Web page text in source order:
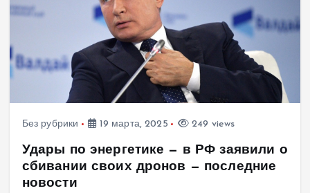
Без рубрики 19 марта, 2025 249 views
Удары по энергетике — в РФ заявили о
сбивании своих дронов — последние
новости